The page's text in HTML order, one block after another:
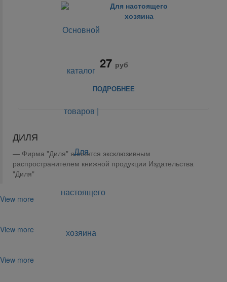
Для настоящего
хозяина
27 руб
ПОДРОБНЕЕ
ДИЛЯ
Фирма "Диля" является эксклюзивным
распространителем книжной продукции Издательства
"Диля"
View more
View more
View more